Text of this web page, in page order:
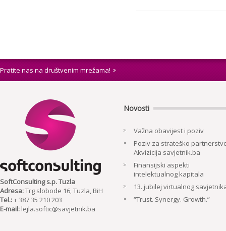
Pratite nas na društvenim mrežama!
SoftConsulting s.p. Tuzla
Adresa:Trg slobode 16, Tuzla, BiH
Tel.:+ 387 35 210 203
E-mail: lejla.softic@savjetnik.ba
Novosti
Važna obavijest i poziv
Poziv za strateško
Akvizicija savjetnik.ba
Finansijski aspekti
intelektualnog kapitala
13. jubilej virtualnog
“Trust. Synergy. Growth.”